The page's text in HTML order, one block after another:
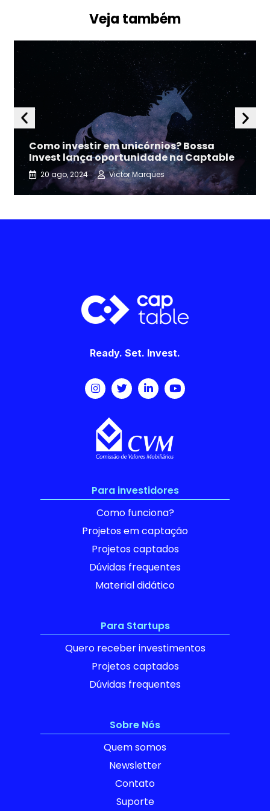
Veja também
Como investir em unicórnios? Bossa
Invest lança oportunidade na Captable
20 ago, 2024 Victor Marques
Ready. Set. Invest.
Para investidores
Como funciona?
Projetos em captação
Projetos captados
Dúvidas frequentes
Material didático
Para Startups
Quero receber investimentos
Projetos captados
Dúvidas frequentes
Sobre Nós
Quem somos
Newsletter
Contato
Suporte